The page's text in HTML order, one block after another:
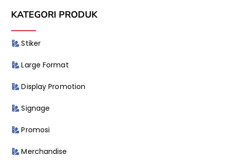
KATEGORI PRODUK
Stiker
Large Format
Display Promotion
Signage
Promosi
Merchandise